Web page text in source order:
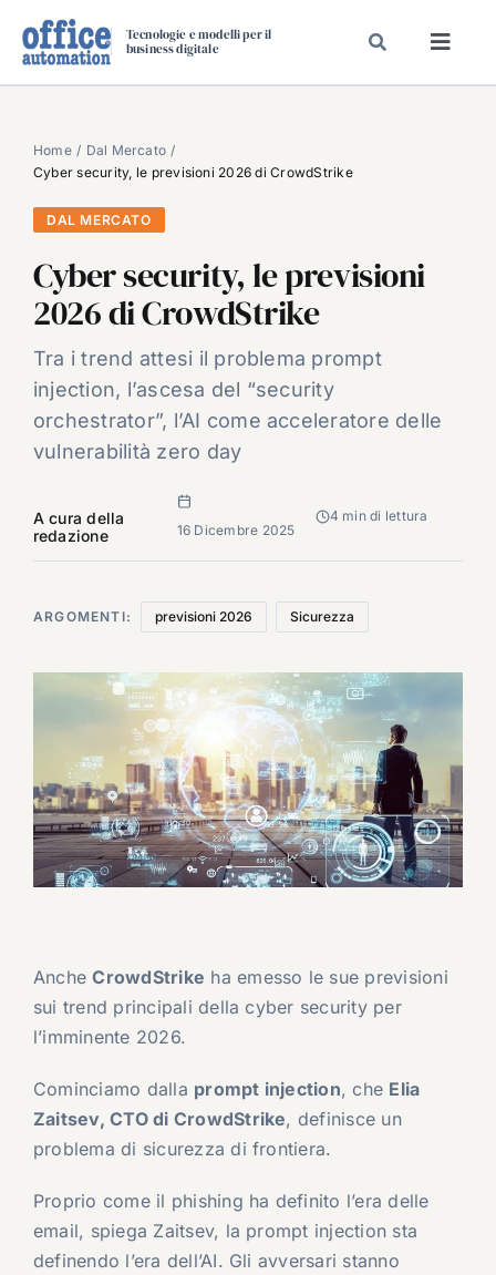
Tecnologie e modelli per il
business digitale
SPECIAL PAPER
TAVOLE ROTONDE DI REDAZIONE
DAL MERCATO
CARRIERE
VIDEO
EVENTI
CHI SIAMO
Home
Dal Mercato
Cyber security, le previsioni 2026 di CrowdStrike
DAL MERCATO
Cyber security, le previsioni
2026 di CrowdStrike
Tra i trend attesi il problema prompt
injection, l’ascesa del “security
orchestrator”, l’AI come acceleratore delle
vulnerabilità zero day
A cura della
redazione
16 Dicembre 2025
4 min di lettura
ARGOMENTI: previsioni 2026 Sicurezza
AncheCrowdStrike ha emesso le sue previsioni
sui trend principali della cyber security per
l’imminente 2026.
Cominciamo dalla prompt injection, che Elia
Zaitsev, CTO di CrowdStrike, definisce un
problema di sicurezza di frontiera.
Proprio come il phishing ha definito l’era delle
email, spiega Zaitsev, la prompt injection sta
definendo l’era dell’AI. Gli avversari stanno